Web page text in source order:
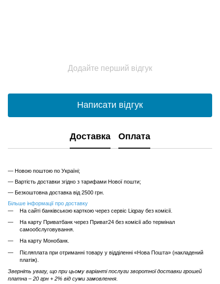
Додайте перший відгук
Написати відгук
Доставка Оплата
— Новою поштою по Україні;
— Вартість доставки згідно з тарифами Нової пошти;
— Безкоштовна доставка від 2500 грн.
Більше інформації про доставку
На сайті банківською карткою через сервіс Liqpay без комісії.
На карту Приватбанк через Приват24 без комісії або термінал
самообслуговування.
На карту Монобанк.
Післяплата при отриманні товару у відділенні «Нова Пошта» (накладений
платіж).
Зверніть увагу, що при цьому варіанті послуги зворотної доставки грошей
платна – 20 грн + 2% від суми замовлення.